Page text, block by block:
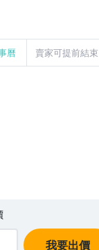
曆 賣家可提前結束
我要出價